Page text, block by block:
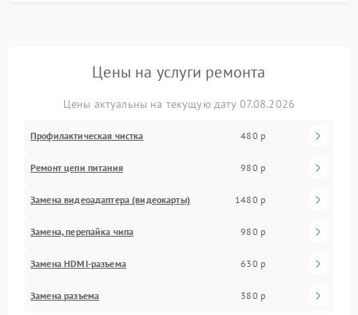
Цены на услуги ремонта
Цены актуальны на текущую дату 07.08.2026
Профилактическая чистка 480 р
Ремонт цепи питания 980 р
Замена видеоадаптера (видеокарты) 1480 р
Замена, перепайка чипа 980 р
Замена HDMI-разъема 630 р
Замена разъема 380 р